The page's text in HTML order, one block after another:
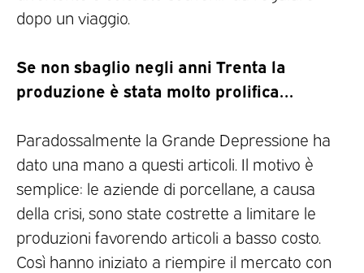
dopo un viaggio.
Se non sbaglio negli anni Trenta la
produzione è stata molto prolifica…
Paradossalmente la Grande Depressione ha
dato una mano a questi articoli. Il motivo è
semplice: le aziende di porcellane, a causa
della crisi, sono state costrette a limitare le
produzioni favorendo articoli a basso costo.
Così hanno iniziato a riempire il mercato con